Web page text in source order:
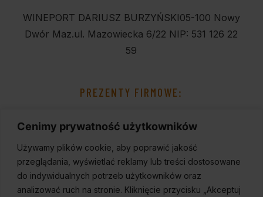
Cenimy prywatność użytkowników
Używamy plików cookie, aby poprawić jakość
przeglądania, wyświetlać reklamy lub treści dostosowane
do indywidualnych potrzeb użytkowników oraz
analizować ruch na stronie. Kliknięcie przycisku „Akceptuj
WINEPORT DARIUSZ BURZYŃSKI05-100 Nowy
Dwór Maz.ul. Mazowiecka 6/22 NIP: 531 126 22
59
PREZENTY FIRMOWE: